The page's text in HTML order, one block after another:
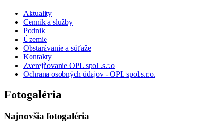
Aktuality
Cenník a služby
Podnik
Územie
Obstarávanie a súťaže
Kontakty
Zverejňovanie OPL spol .s.r.o
Ochrana osobných údajov - OPL spol.s.r.o.
Fotogaléria
Najnovšia fotogaléria